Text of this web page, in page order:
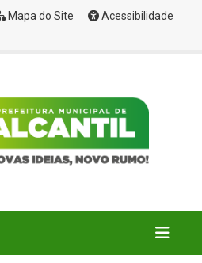
Mapa do Site
Acessibilidade